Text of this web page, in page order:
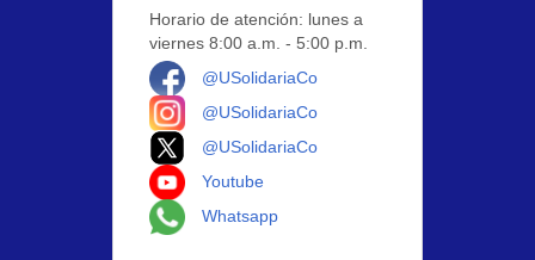
Horario de atención: lunes a
viernes 8:00 a.m. - 5:00 p.m.
@USolidariaCo
@USolidariaCo
@USolidariaCo
Youtube
Whatsapp